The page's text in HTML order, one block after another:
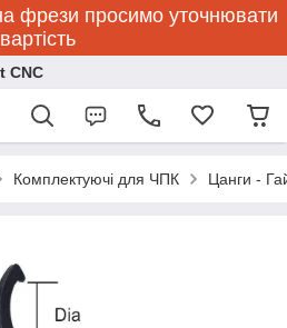
фрези просимо уточнювати
вартість
CNC
Комплектуючі для ЧПК Цанги -